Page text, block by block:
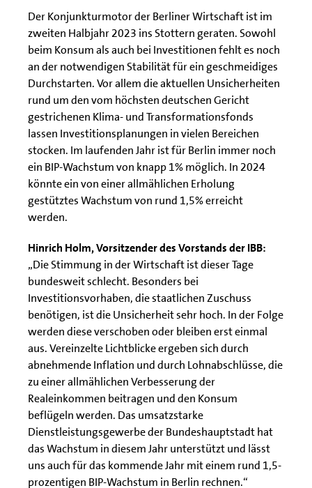
Der Konjunkturmotor der Berliner Wirtschaft ist im
zweiten Halbjahr 2023 ins Stottern geraten. Sowohl
beim Konsum als auch bei Investitionen fehlt es noch
an der notwendigen Stabilität für ein geschmeidiges
Durchstarten. Vor allem die aktuellen Unsicherheiten
rund um den vom höchsten deutschen Gericht
gestrichenen Klima- und Transformationsfonds
lassen Investitionsplanungen in vielen Bereichen
stocken. Im laufenden Jahr ist für Berlin immer noch
ein BIP-Wachstum von knapp 1% möglich. In 2024
könnte ein von einer allmählichen Erholung
gestütztes Wachstum von rund 1,5% erreicht
werden.
Hinrich Holm, Vorsitzender des Vorstands der IBB:
„Die Stimmung in der Wirtschaft ist dieser Tage
bundesweit schlecht. Besonders bei
Investitionsvorhaben, die staatlichen Zuschuss
benötigen, ist die Unsicherheit sehr hoch. In der Folge
werden diese verschoben oder bleiben erst einmal
aus. Vereinzelte Lichtblicke ergeben sich durch
abnehmende Inflation und durch Lohnabschlüsse, die
zu einer allmählichen Verbesserung der
Realeinkommen beitragen und den Konsum
beflügeln werden. Das umsatzstarke
Dienstleistungsgewerbe der Bundeshauptstadt hat
das Wachstum in diesem Jahr unterstützt und lässt
uns auch für das kommende Jahr mit einem rund 1,5-
prozentigen BIP-Wachstum in Berlin rechnen.“